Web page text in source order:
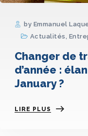
by Emmanuel
Actualités ,
Changer de
d’année :
January ?
LIRE PLUS